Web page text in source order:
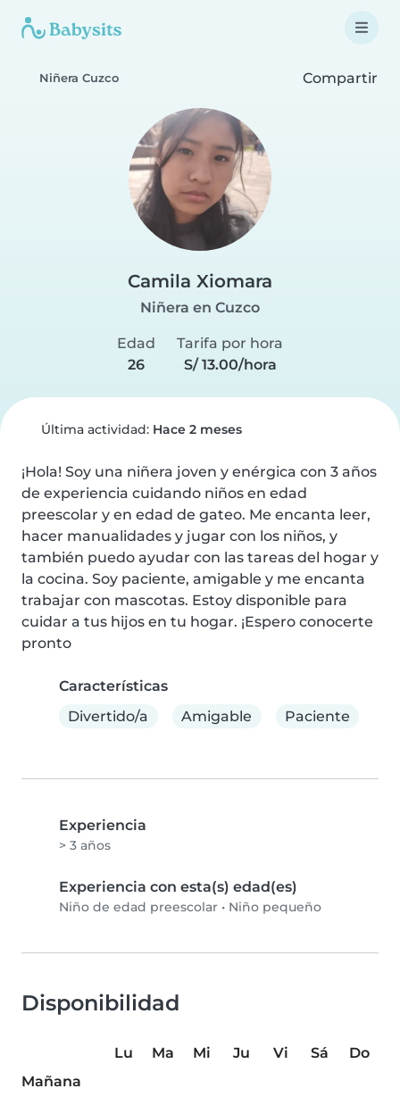
Niñera Cuzco Compartir
Camila Xiomara
Niñera en Cuzco
Edad
26
Tarifa por hora
S/ 13.00/hora
Última actividad: Hace 2 meses
¡Hola! Soy una niñera joven y enérgica con 3 años
de experiencia cuidando niños en edad
preescolar y en edad de gateo. Me encanta leer,
hacer manualidades y jugar con los niños, y
también puedo ayudar con las tareas del hogar y
la cocina. Soy paciente, amigable y me encanta
trabajar con mascotas. Estoy disponible para
cuidar a tus hijos en tu hogar. ¡Espero conocerte
pronto
Características
Divertido/a
Amigable Paciente
Experiencia
> 3 años
Experiencia con esta(s) edad(es)
Niño de edad preescolar • Niño pequeño
Disponibilidad
Lu Ma Mi Ju Vi Sá
Do
Mañana